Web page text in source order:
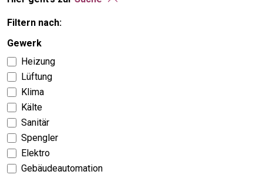
Filtern nach:
Gewerk
Heizung
Lüftung
Klima
Kälte
Sanitär
Spengler
Elektro
Gebäudeautomation